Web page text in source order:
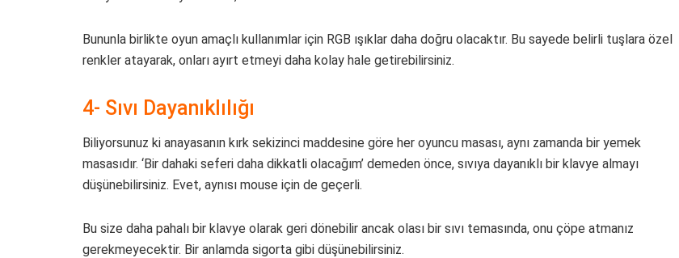
Bununla birlikte oyun amaçlı kullanımlar için RGB ışıklar daha doğru olacaktır. Bu sayede belirli tuşlara özel
renkler atayarak, onları ayırt etmeyi daha kolay hale getirebilirsiniz.
4- Sıvı Dayanıklılığı
Biliyorsunuz ki anayasanın kırk sekizinci maddesine göre her oyuncu masası, aynı zamanda bir yemek
masasıdır. ‘Bir dahaki seferi daha dikkatli olacağım’ demeden önce, sıvıya dayanıklı bir klavye almayı
düşünebilirsiniz. Evet, aynısı mouse için de geçerli.
Bu size daha pahalı bir klavye olarak geri dönebilir ancak olası bir sıvı temasında, onu çöpe atmanız
gerekmeyecektir. Bir anlamda sigorta gibi düşünebilirsiniz.